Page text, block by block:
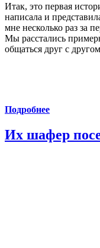
Итак, это первая
написала и
мне несколько раз за
Мы расстались
общаться друг с
Подробнее
Их шафер